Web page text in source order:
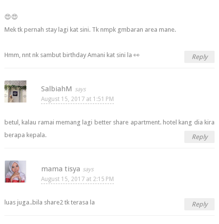
😍😍
Mek tk pernah stay lagi kat sini. Tk nmpk gmbaran area mane.
Hmm, nnt nk sambut birthday Amani kat sini la 👀 Reply
SalbiahM
August 15, 2017 at 1:51 PM
betul, kalau ramai memang lagi better share apartment. hotel kang dia kira
berapa kepala.
Reply
mama tisya
August 15, 2017 at 2:15 PM
luas juga..bila share2 tk terasa la Reply